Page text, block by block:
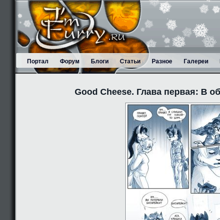
Портал Форум Блоги Статьи Разное Галереи
Good Cheese. Глава первая: В